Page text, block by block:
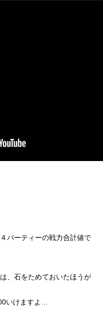
パーティーの戦力合計値で
、石をためておいたほうが
いけますよ…